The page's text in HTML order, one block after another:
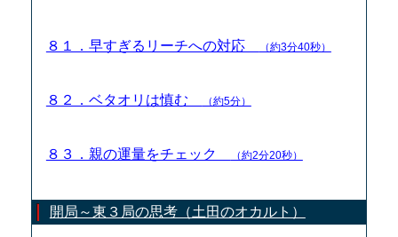
８１．早すぎるリーチへの対応 （約3分40秒）
８２．ベタオリは慎む （約5分）
８３．親の運量をチェック （約2分20秒）
開局～東３局の思考（土田のオカルト）